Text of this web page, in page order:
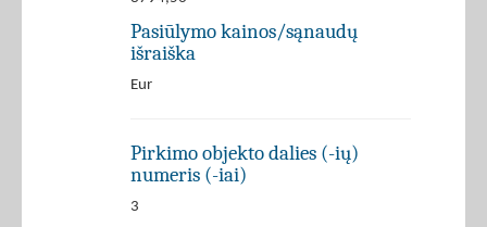
Pasiūlymo kainos/sąnaudų
išraiška
Eur
Pirkimo objekto dalies (-ių)
numeris (-iai)
3